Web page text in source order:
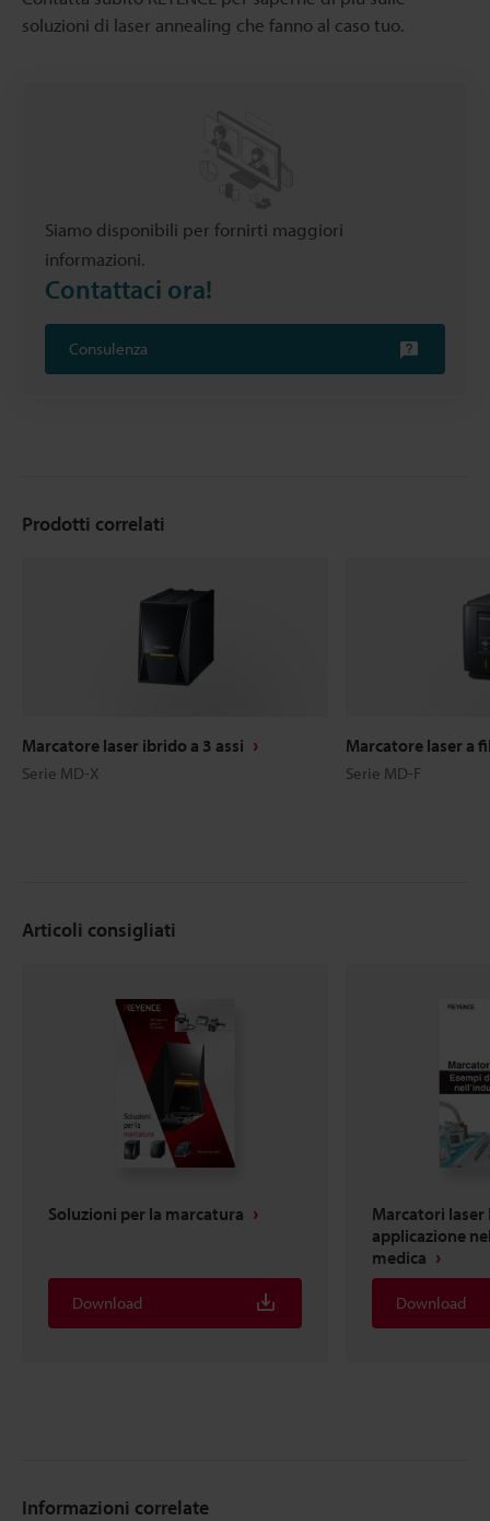
soluzioni di laser annealing che fanno al caso tuo.
Siamo disponibili per fornirti maggiori
informazioni.
Contattaci ora!
Consulenza
Prodotti correlati
Marcatore laser ibrido a 3 assi
Serie MD-X
Marcatore laser a
Serie MD-F
Articoli consigliati
Soluzioni per la marcatura
Download
Marcatori laser
applicazione
medica
Download
Informazioni correlate